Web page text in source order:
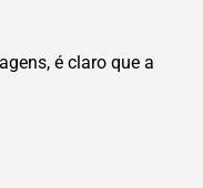
é claro que a